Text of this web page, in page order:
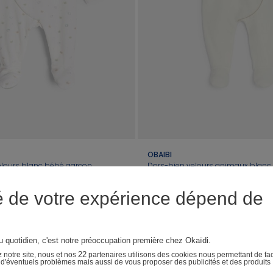
blanc bébé garçon
pieds intégrés assurent confort et
OBAIBI
Dors-bien velours animaux blanc
pièce ! Avec ce dors-bien en velours
pressions croisées devant pour
de votre expérience dépend de
quotidien, c'est notre préoccupation première chez Okaïdi.
notre site, nous et nos 22 partenaires utilisons des cookies nous permettant de
problèmes mais aussi de vous proposer des publicités et des produits